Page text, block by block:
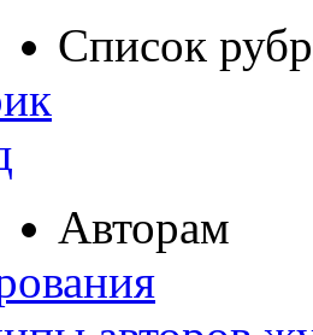
Список
Авторам